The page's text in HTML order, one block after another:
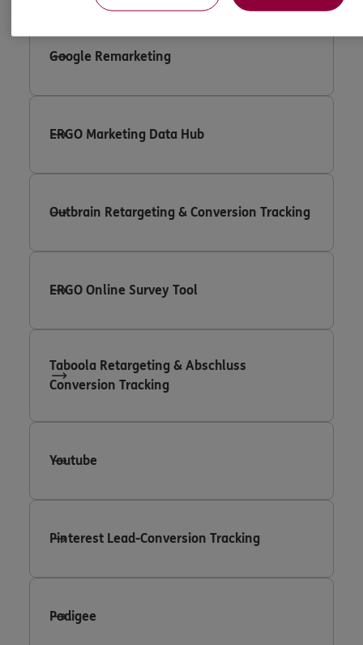
Google Remarketing
ERGO Marketing Data Hub
Outbrain Retargeting & Conversion Tracking
ERGO Online Survey Tool
Taboola Retargeting & Abschluss
Conversion Tracking
Youtube
Pinterest Lead-Conversion Tracking
Podigee